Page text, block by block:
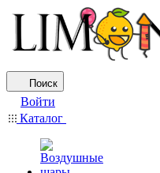
Поиск
Войти
Каталог